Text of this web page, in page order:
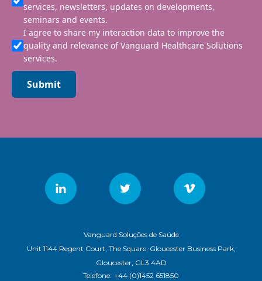
services, newsletters, updates on developments,
seminars and events.
I agree to share my interaction data to improve the
quality and relevance of Vanguard Healthcare Solutions
services.
Submit
Vanguard Soluções de Saúde
Unit 1144 Regent Court, The Square, Gloucester Business Park,
Gloucester, GL3 4AD
Telefone: +44 (0)1452 651850